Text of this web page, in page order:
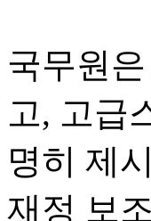
국무원
고, 고급
명히 제
재정 보